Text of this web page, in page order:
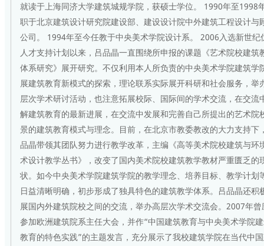
就读于上海同济大学建筑城规学院，获硕士学位。 1990年至1998
职于北京建筑设计研究院建设部、建设设计院中外建筑工程设计与
公司。 1994年至今任教于中央美术学院设计系。 2006入选新世纪
人才支持计划以来，吕品晶一直围绕所申报的课题《艺术院校建筑
体系研究》展开研究。不仅利用本人所负责的中央美术学院建筑学
展建筑教育新模式的探索，理论联系实际展开科研和社会服务，举
层次学术研讨活动，也注意拓展校际、国际间的学术交流，在交流
解建筑教育的最新进展，在交流中发展和完善自己所提出的艺术院
景的建筑教育模式与理念。目前，在北京市教委教改的大力支持下
品晶带领其团队努力进行教学改革，主编《高等美术院校建筑与环
术设计教学丛书》，改变了国内美术院校建筑教学教材严重匮乏的
状。如今中央美术学院建筑学院的教学理念、培养目标、教学计划
日益清晰明确，初步形成了独具特色的建筑教学体系。吕品晶还积
展国内外建筑院校之间的交流，举办高层次学术交流会。2007年曾
参加欧洲建筑院系主任大会，并作“中国建筑教育与中央美术学院
教育的特色实践”的主题发言，充分展示了我校建筑学院在当代中